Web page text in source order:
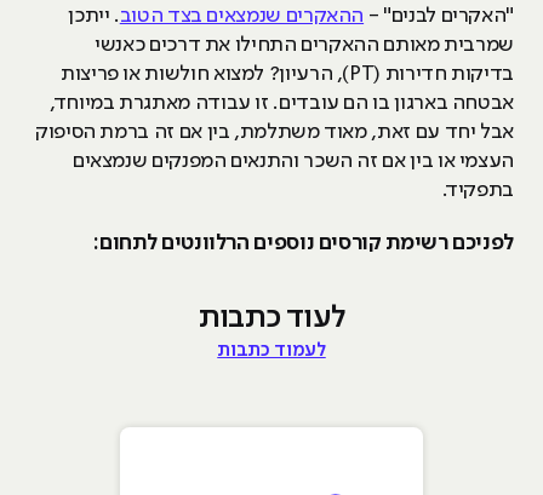
"האקרים לבנים" - ההאקרים שנמצאים בצד הטוב. ייתכן
שמרבית מאותם ההאקרים התחילו את דרכים כאנשי
בדיקות חדירות (PT), הרעיון? למצוא חולשות או פריצות
אבטחה בארגון בו הם עובדים. זו עבודה מאתגרת במיוחד,
אבל יחד עם זאת, מאוד משתלמת, בין אם זה ברמת הסיפוק
העצמי או בין אם זה השכר והתנאים המפנקים שנמצאים
בתפקיד.
לפניכם רשימת קורסים נוספים הרלוונטים לתחום:
לעוד כתבות
לעמוד כתבות